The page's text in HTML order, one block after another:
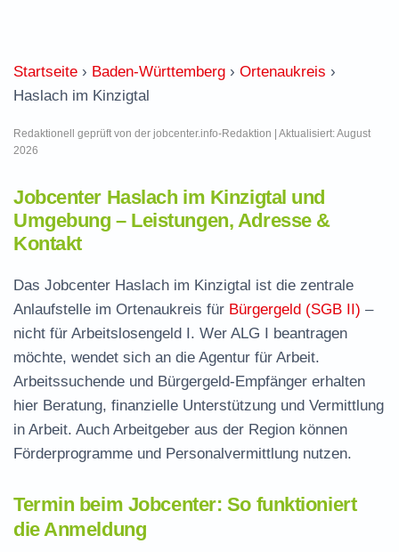
Startseite › Baden-Württemberg › Ortenaukreis ›
Haslach im Kinzigtal
Redaktionell geprüft von der jobcenter.info-Redaktion | Aktualisiert: August
2026
Jobcenter Haslach im Kinzigtal und
Umgebung – Leistungen, Adresse &
Kontakt
Das Jobcenter Haslach im Kinzigtal ist die zentrale
Anlaufstelle im Ortenaukreis für Bürgergeld (SGB II) –
nicht für Arbeitslosengeld I. Wer ALG I beantragen
möchte, wendet sich an die Agentur für Arbeit.
Arbeitssuchende und Bürgergeld-Empfänger erhalten
hier Beratung, finanzielle Unterstützung und Vermittlung
in Arbeit. Auch Arbeitgeber aus der Region können
Förderprogramme und Personalvermittlung nutzen.
Termin beim Jobcenter: So funktioniert
die Anmeldung